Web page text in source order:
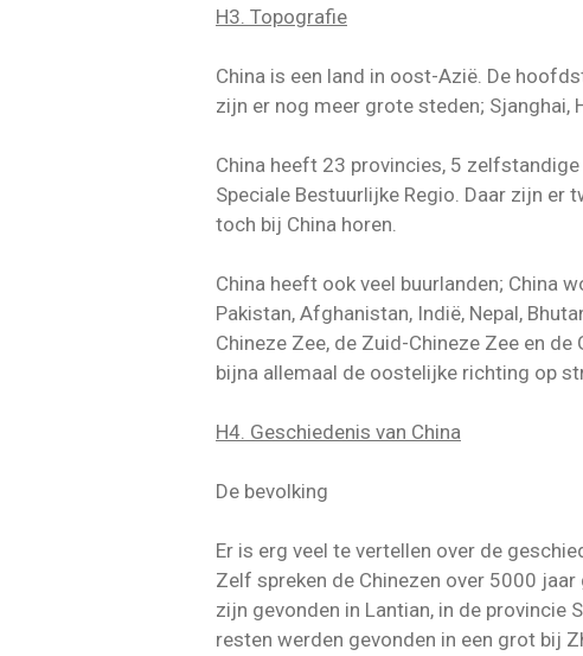
H3. Topografie
China is een land in oost-Azië. De
zijn er nog meer grote steden; Sjanghai,
China heeft 23 provincies, 5
Speciale Bestuurlijke Regio. Daar zijn er
toch bij China horen.
China heeft ook veel buurlanden; China
Pakistan, Afghanistan, Indië, Nepal,
Chineze Zee, de Zuid-Chineze Zee en
bijna allemaal de oostelijke richting op
H4. Geschiedenis van China
De bevolking
Er is erg veel te vertellen over de
Zelf spreken de Chinezen over 5000
zijn gevonden in Lantian, in de provincie
resten werden gevonden in een grot bij